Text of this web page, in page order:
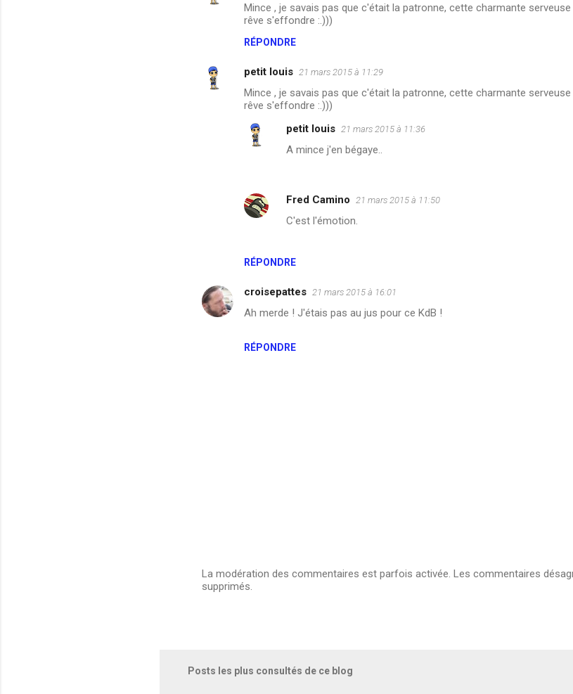
Mince , je savais pas que c'était la patronne, cette charmante
rêve s'effondre :.)))
RÉPONDRE
petit louis 21 mars 2015 à 11:29
Mince , je savais pas que c'était la patronne, cette charmante
rêve s'effondre :.)))
RÉPONDRE
petit louis 21 mars 2015 à 11:36
A mince j'en bégaye..
Fred Camino 21 mars 2015 à 11:50
C'est l'émotion.
croisepattes 21 mars 2015 à 16:01
Ah merde ! J'étais pas au jus pour ce KdB !
RÉPONDRE
E
t
La modération des commentaires est parfois activée. Les commentaires
supprimés.
Posts les plus consultés de ce blog